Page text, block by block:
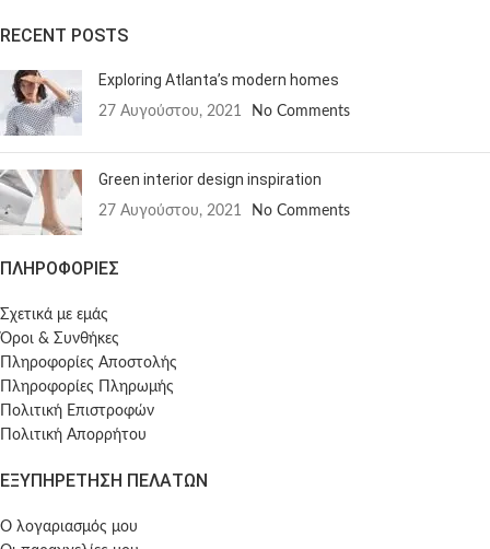
RECENT POSTS
Exploring Atlanta’s modern homes
27 Αυγούστου, 2021 No Comments
Green interior design inspiration
27 Αυγούστου, 2021 No Comments
ΠΛΗΡΟΦΟΡΙΕΣ
Σχετικά με εμάς
Όροι & Συνθήκες
Πληροφορίες Αποστολής
Πληροφορίες Πληρωμής
Πολιτική Επιστροφών
Πολιτική Απορρήτου
ΕΞΥΠΗΡΕΤΗΣΗ ΠΕΛΑΤΩΝ
Ο λογαριασμός μου